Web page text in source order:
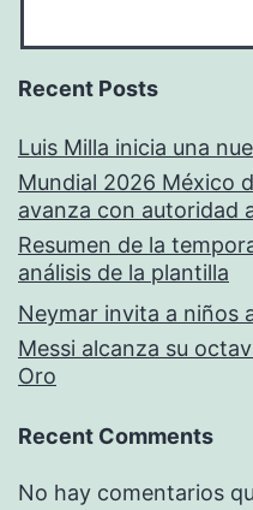
Recent Posts
Luis Milla inicia una
Mundial 2026 México
avanza con autoridad
Resumen de la
análisis de la plantilla
Neymar invita a niños
Messi alcanza su
Oro
Recent Comments
No hay comentarios